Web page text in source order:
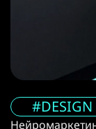
#DESIGN